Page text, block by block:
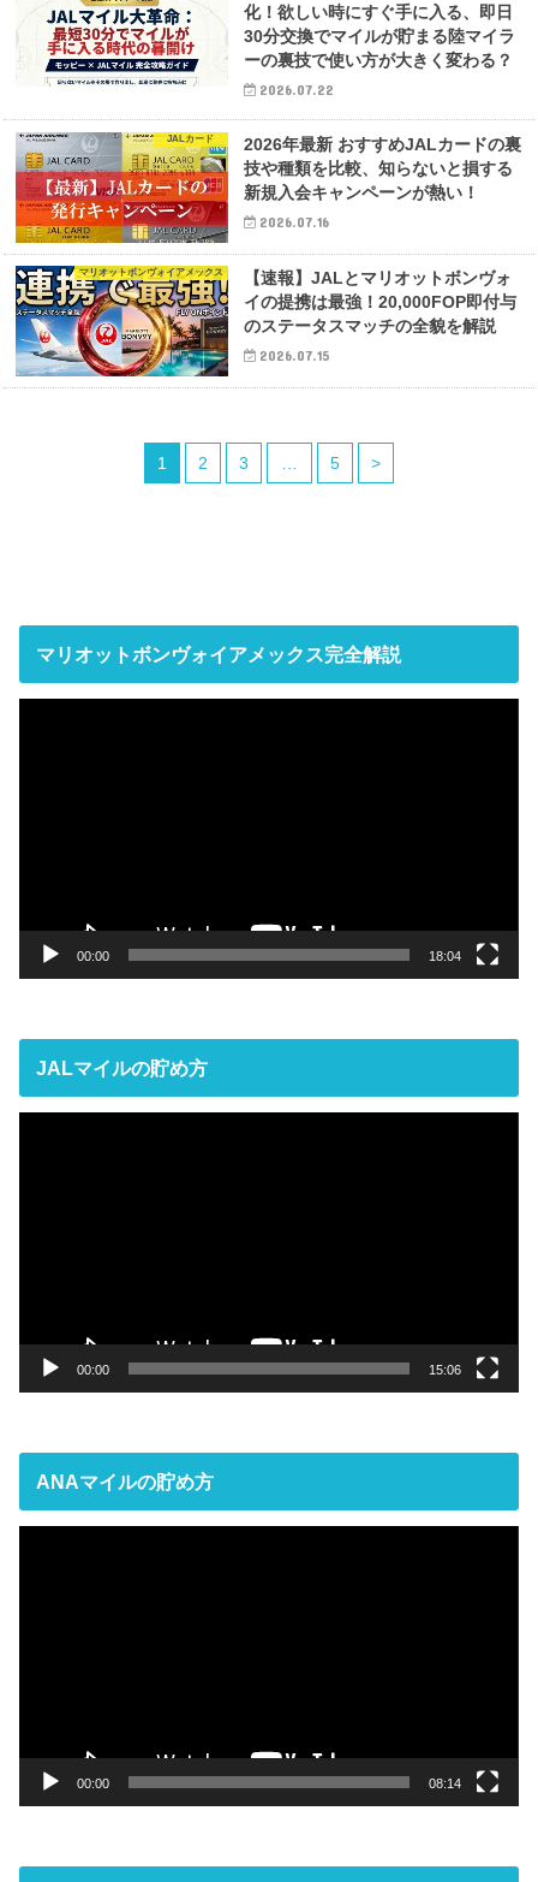
化！欲しい時にすぐ手に入る、即日
30分交換でマイルが貯まる陸マイラ
ーの裏技で使い方が大きく変わる？
2026.07.22
JALカード
2026年最新 おすすめJALカードの裏
技や種類を比較、知らないと損する
新規入会キャンペーンが熱い！
2026.07.16
マリオットボンヴォイアメックス
【速報】JALとマリオットボンヴォ
イの提携は最強！20,000FOP即付与
のステータスマッチの全貌を解説
2026.07.15
1 2 3 … 5 >
マリオットボンヴォイアメックス完全解説
00:00 18:04
JALマイルの貯め方
00:00 15:06
ANAマイルの貯め方
00:00 08:14